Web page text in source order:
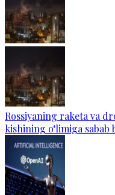
Rossiyaning raketa va
kishining o‘limiga sabab